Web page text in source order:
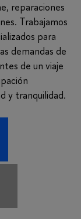
reparaciones
Trabajamos
para
demandas de
de un viaje
y tranquilidad.